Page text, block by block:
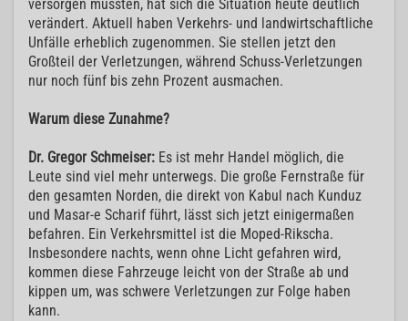
versorgen mussten, hat sich die Situation heute deutlich
verändert. Aktuell haben Verkehrs- und landwirtschaftliche
Unfälle erheblich zugenommen. Sie stellen jetzt den
Großteil der Verletzungen, während Schuss-Verletzungen
nur noch fünf bis zehn Prozent ausmachen.
Warum diese Zunahme?
Dr. Gregor Schmeiser: Es ist mehr Handel möglich, die
Leute sind viel mehr unterwegs. Die große Fernstraße für
den gesamten Norden, die direkt von Kabul nach Kunduz
und Masar-e Scharif führt, lässt sich jetzt einigermaßen
befahren. Ein Verkehrsmittel ist die Moped-Rikscha.
Insbesondere nachts, wenn ohne Licht gefahren wird,
kommen diese Fahrzeuge leicht von der Straße ab und
kippen um, was schwere Verletzungen zur Folge haben
kann.